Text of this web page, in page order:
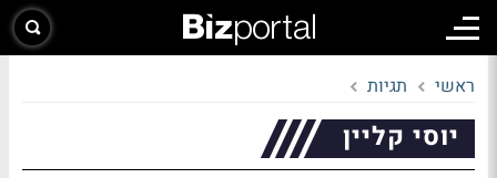
ראשי תגיות
יוסי קליין